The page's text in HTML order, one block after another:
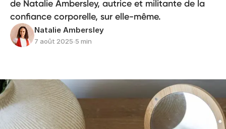
de Natalie Ambersley, autrice et militante de la
confiance corporelle, sur elle-même.
Natalie Ambersley
7 août 2025∙5 min